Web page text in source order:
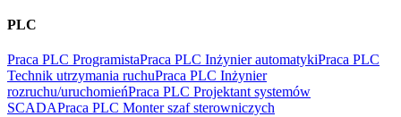
PLC
Praca PLC ProgramistaPraca PLC Inżynier automatykiPraca PLC
Technik utrzymania ruchuPraca PLC Inżynier
rozruchu/uruchomieńPraca PLC Projektant systemów
SCADAPraca PLC Monter szaf sterowniczych